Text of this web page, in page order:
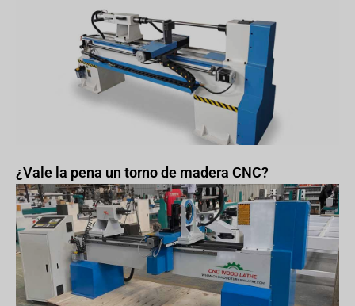
¿Vale la pena un torno de madera CNC?